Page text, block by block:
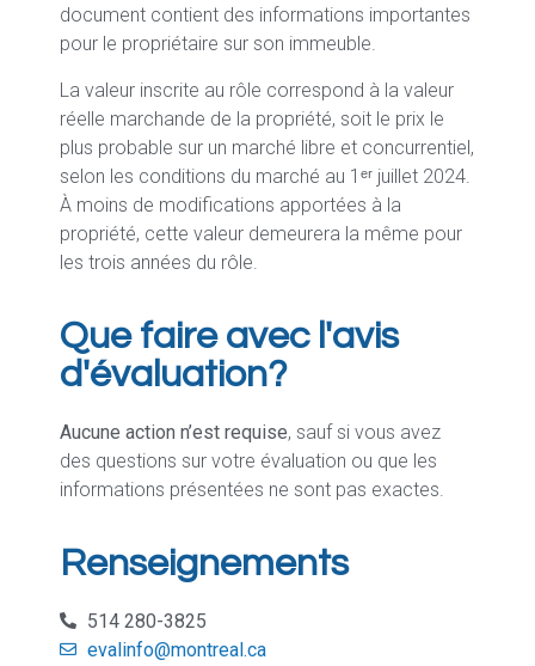
document contient des informations importantes
pour le propriétaire sur son immeuble.
La valeur inscrite au rôle correspond à la valeur
réelle marchande de la propriété, soit le prix le
plus probable sur un marché libre et concurrentiel,
selon les conditions du marché au 1ᵉʳ juillet 2024.
À moins de modifications apportées à la
propriété, cette valeur demeurera la même pour
les trois années du rôle.
Que faire avec l'avis
d'évaluation?
Aucune action n’est requise, sauf si vous avez
des questions sur votre évaluation ou que les
informations présentées ne sont pas exactes.
Renseignements
514 280-3825
evalinfo@montreal.ca